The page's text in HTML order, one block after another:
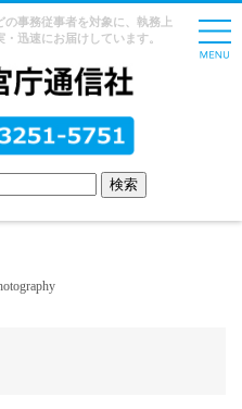
事務従事者を対象に、執務上
迅速にお届けしています。